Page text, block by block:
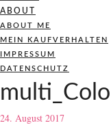
ABOUT
ABOUT ME
MEIN KAUFVERHALTEN
IMPRESSUM
DATENSCHUTZ
24. August 2017